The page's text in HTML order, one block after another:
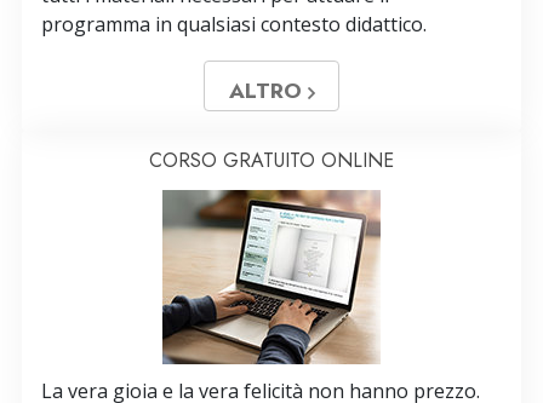
programma in qualsiasi contesto didattico.
ALTRO
CORSO GRATUITO ONLINE
La vera gioia e la vera felicità non hanno prezzo.